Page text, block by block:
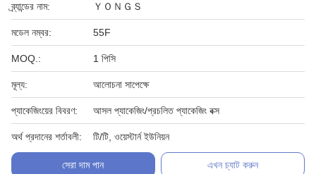
ব্র্যান্ডের নাম: ＹＯＮＧＳ
মডেল নম্বর: 55F
MOQ.: 1 পিসি
মূল্য: আলোচনা সাপেক্ষে
প্যাকেজিংয়ের বিবরণ: আসল প্যাকেজিং/প্রচলিত প্যাকেজিং বক্স
অর্থ প্রদানের শর্তাবলী: টি/টি, ওয়েস্টার্ন ইউনিয়ন
সেরা দাম পান এখন চ্যাট করুন